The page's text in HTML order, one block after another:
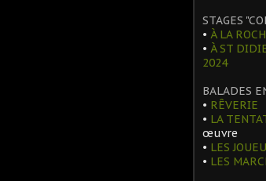
STAGES
• À LA
• À ST
2024
BALADES
• RÊVERIE
• LA
œuvre
• LES
• LES